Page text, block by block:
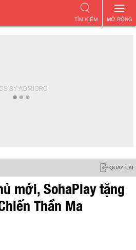
MỞ RỘNG
TÌM KIẾM
QUAY LẠI
mới, SohaPlay tặng
Thần Ma